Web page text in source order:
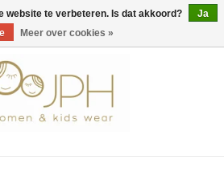
0 Artikelen - €0,00
website te verbeteren. Is dat akkoord?
Ja
Meer over cookies »